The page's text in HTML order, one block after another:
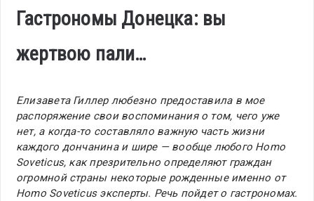
Гастрономы Донецка: вы
жертвою пали…
Елизавета Гиллер любезно предоставила в мое
распоряжение свои воспоминания о том, чего уже
нет, а когда-то составляло важную часть жизни
каждого дончанина и шире — вообще любого Homo
Soveticus, как презрительно определяют граждан
огромной страны некоторые рожденные именно от
Homo Soveticus эксперты. Речь пойдет о гастрономах.